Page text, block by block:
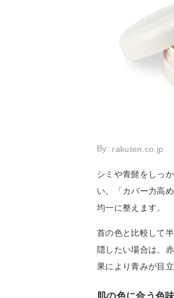
By: rakuten.co.jp
シミや青髭をしっ
い。「カバー力高
均一に整えます。
首の色と比較して
隠したい場合は、
果により青みが目